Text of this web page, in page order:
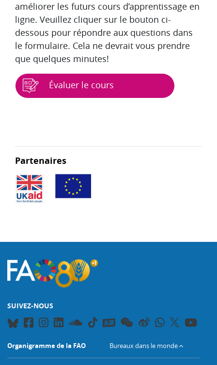
améliorer les futurs cours d’apprentissage en
ligne. Veuillez cliquer sur le bouton ci-
dessous pour répondre aux questions dans
le formulaire. Cela ne devrait vous prendre
que quelques minutes!
Évaluer le cours
Partenaires
SUIVEZ-NOUS
Organigramme de la FAO Bureaux dans le monde